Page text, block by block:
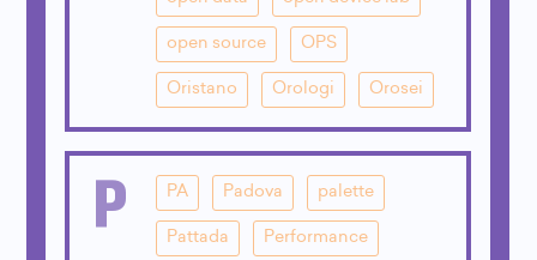
open source OPS
Oristano Orologi Orosei
P PA Padova palette
Pattada Performance